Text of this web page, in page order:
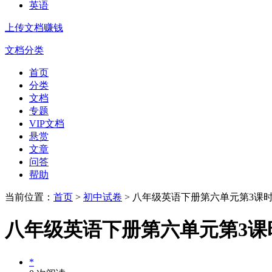
英语
上传文档赚钱
文档分类
首页
分类
文档
专题
VIP文档
悬赏
文章
问答
帮助
当前位置： 首页 > 初中试卷 > 八年级英语下册第六单元第3课
八年级英语下册第六单元第3课
*